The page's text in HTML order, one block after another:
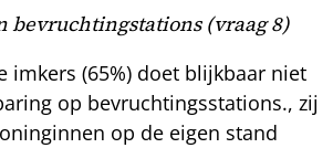
bevruchtingstations (vraag 8)
imkers (65%) doet blijkbaar niet
op bevruchtingsstations., zij
op de eigen stand